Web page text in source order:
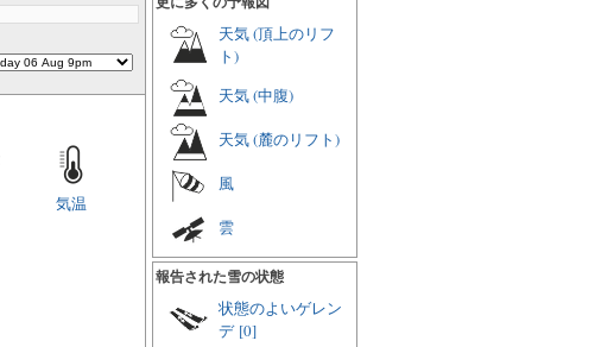
気温
天気 (頂上のリフ
ト)
天気 (中腹)
天気 (麓のリフト)
風
雲
報告された雪の状態
状態のよいゲレン
デ [0]